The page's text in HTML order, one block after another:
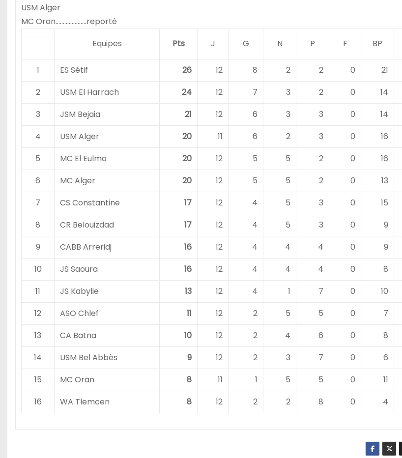
USM Alger
MC Oran…………………reporté
Equipes
Pts J G N P F BP
1 ES Sétif 26 12 8 2 2 0 21
2
USM El Harrach 24 12 7 3 2 0 14
3
JSM Bejaia 21 12 6 3 3 0 14
4
USM Alger 20 11 6 2 3 0 16
5
MC El Eulma 20 12 5 5 2 0 16
6
MC Alger 20 12 5 5 2 0 13
7
CS Constantine 17 12 4 5 3 0 15
8
CR Belouizdad 17 12 4 5 3 0 9
9
CABB Arreridj 16 12 4 4 4 0 9
10
JS Saoura 16 12 4 4 4 0 8
11
JS Kabylie 13 12 4 1 7 0 10
12
ASO Chlef 11 12 2 5 5 0 7
13
CA Batna 10 12 2 4 6 0 8
14
USM Bel Abbès 9 12 2 3 7 0 6
15
MC Oran 8 11 1 5 5 0 11
16
WA Tlemcen 8 12 2 2 8 0 4